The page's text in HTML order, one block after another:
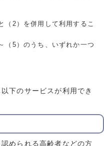
（2）を併用して利用するこ
（5）のうち、いずれか一つ
下のサービスが利用でき
められる高齢者などの方